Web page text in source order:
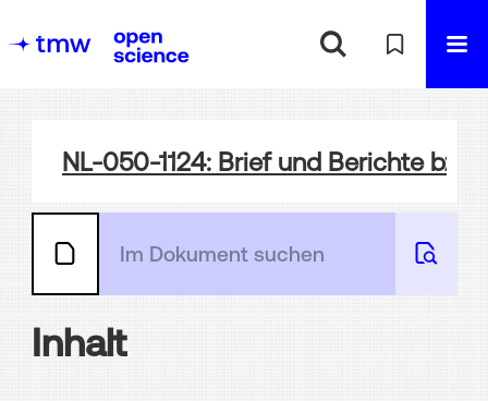
NL-050-1124: Brief und Berichte
Inhalt